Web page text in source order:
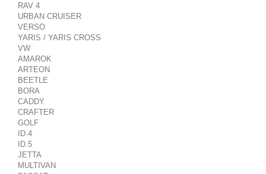
RAV 4
URBAN CRUISER
VERSO
YARIS / YARIS CROSS
VW
AMAROK
ARTEON
BEETLE
BORA
CADDY
CRAFTER
GOLF
ID.4
ID.5
JETTA
MULTIVAN